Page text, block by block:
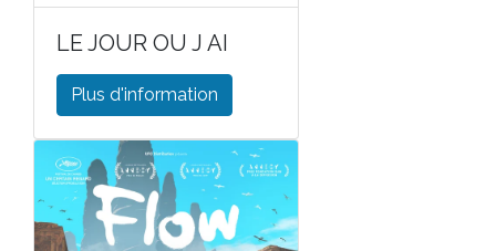
LE JOUR OU J AI
Plus d'information